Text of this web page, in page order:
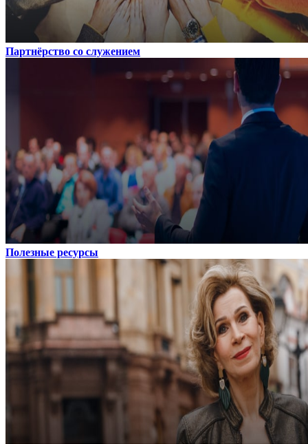
Партнёрство со служением
Полезные ресурсы